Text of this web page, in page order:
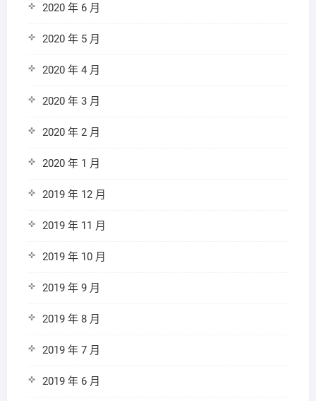
2020 年 6 月
2020 年 5 月
2020 年 4 月
2020 年 3 月
2020 年 2 月
2020 年 1 月
2019 年 12 月
2019 年 11 月
2019 年 10 月
2019 年 9 月
2019 年 8 月
2019 年 7 月
2019 年 6 月